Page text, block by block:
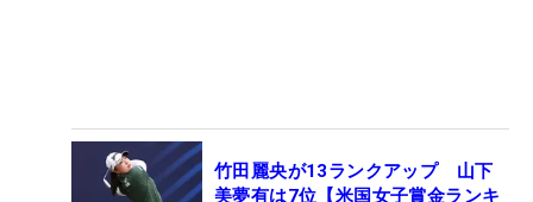
竹田麗央が13ランクアップ 山下
美夢有は7位【米国女子賞金ランキ